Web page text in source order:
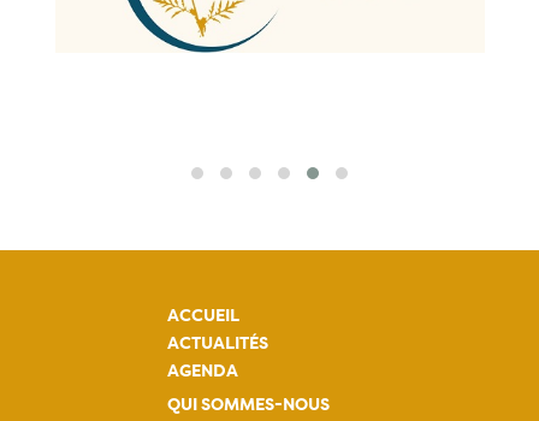
ACCUEIL
ACTUALITÉS
AGENDA
QUI SOMMES-NOUS